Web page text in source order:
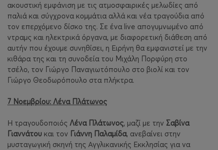
ακουστική εμφάνιση με τις ατμοσφαιρικές μελωδίες από
παλιά και σύγχρονα κομμάτια αλλά και νέα τραγούδια από
τον επερχόμενο δίσκο της. Σε ένα live απογυμνωμένο από
ντραμς και ηλεκτρικά όργανα, με διαφορετική διάθεση από
αυτήν που έχουμε συνηθίσει, η Ειρήνη θα εμφανιστεί με την
κιθάρα της και τη συνοδεία του Μιχάλη Πορφύρη στο
τσέλο, τον Γιώργο Παναγιωτόπουλο στο βιολί και τον
Γιώργο Θεοδωρόπουλο στα πλήκτρα.
7 Νοεμβρίου: Λένα Πλάτωνος
Η τραγουδοποιός Λένα Πλάτωνος, μαζί με την Σαβίνα
Γιαννάτου και τον Γιάννη Παλαμίδα, ανεβαίνει στην
μυσταγωγική σκηνή της Αγγλικανικής Εκκλησίας για να